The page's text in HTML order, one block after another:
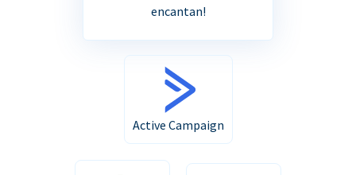
encantan!
Active Campaign